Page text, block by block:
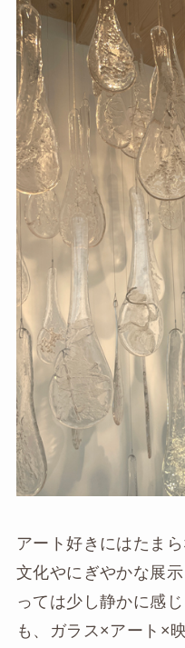
アート好きにはたま
文化やにぎやかな展
っては少し静かに感
も、ガラス×アート×